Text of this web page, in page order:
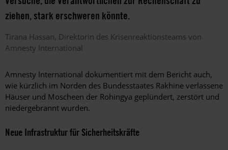
ziehen, stark erschweren könnte.
Tirana Hassan Direktorin des Krisenreaktionsteams von
Amnesty International
Amnesty International dokumentiert mit dem Bericht auch,
wie kürzlich im Norden des Bundesstaates Rakhine verlassene
Häuser und Moscheen der Rohingya geplündert, zerstört und
niedergebrannt wurden.
Neue Infrastruktur für Sicherheitskräfte